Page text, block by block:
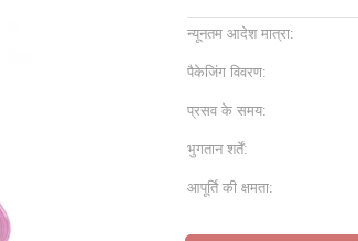
न्यूनतम आदेश मात्रा:
पैकेजिंग विवरण:
प्रसव के समय:
भुगतान शर्तें:
आपूर्ति की क्षमता: